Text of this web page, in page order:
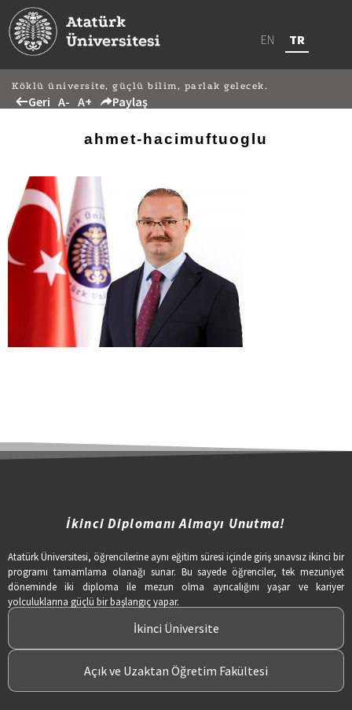
EN TR
Köklü üniversite, güçlü bilim, parlak gelecek.
Geri A- A+ Paylaş
ahmet-hacimuftuoglu
İkinci Diplomanı Almayı Unutma!
Atatürk Üniversitesi, öğrencilerine aynı eğitim süresi içinde giriş sınavsız ikinci bir
programı tamamlama olanağı sunar. Bu sayede öğrenciler, tek mezuniyet
döneminde iki diploma ile mezun olma ayrıcalığını yaşar ve kariyer
yolculuklarına güçlü bir başlangıç yapar.
İkinci Üniversite
Açık ve Uzaktan Öğretim Fakültesi